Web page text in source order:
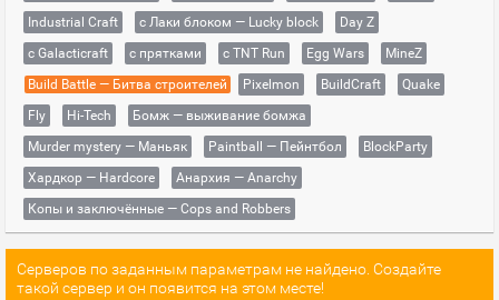
Industrial Craft
с Лаки блоком — Lucky block
Day Z
с Galacticraft
с прятками с TNT Run Egg Wars
MineZ
Build Battle — Битва строителей
Pixelmon BuildCraft
Quake
Fly
Hi-Tech
Бомж — выживание бомжа
Murder mystery — Маньяк
Paintball — Пейнтбол
BlockParty
Хардкор — Hardcore
Анархия — Anarchy
Копы и заключённые — Cops and Robbers
Серверов по заданным параметрам не найдено. Создайте
такой сервер и он появится на этом месте!